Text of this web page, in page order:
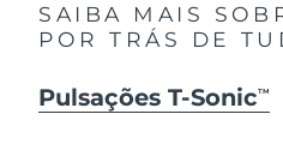
SAIBA MAIS
POR TRÁS DE
Pulsações T-SonicTM